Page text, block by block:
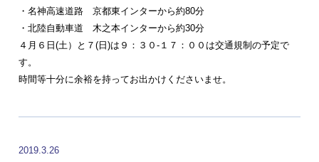
・名神高速道路 京都東インターから約80分
・北陸自動車道 木之本インターから約30分
４月６日(土）と７(日)は９：３０-１７：００は交通規制の予定で
す。
時間等十分に余裕を持ってお出かけくださいませ。
2019.3.26